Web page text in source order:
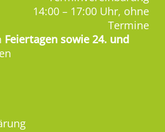
14:00 – 17:00 Uhr, ohne
Termine
Feiertagen sowie 24. und